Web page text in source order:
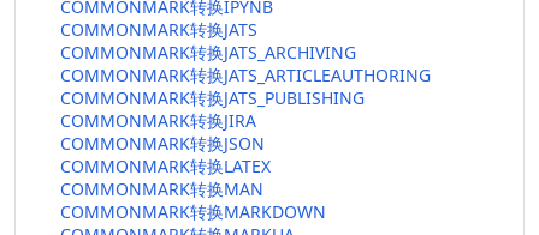
COMMONMARK转换IPYNB
COMMONMARK转换JATS
COMMONMARK转换JATS_ARCHIVING
COMMONMARK转换JATS_ARTICLEAUTHORING
COMMONMARK转换JATS_PUBLISHING
COMMONMARK转换JIRA
COMMONMARK转换JSON
COMMONMARK转换LATEX
COMMONMARK转换MAN
COMMONMARK转换MARKDOWN